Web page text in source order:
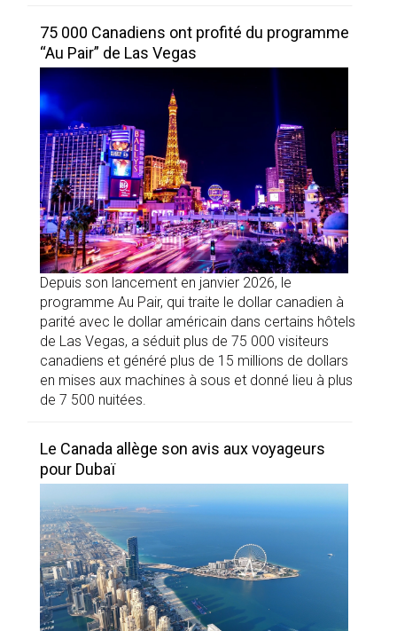
75 000 Canadiens ont profité du programme
“Au Pair” de Las Vegas
Depuis son lancement en janvier 2026, le
programme Au Pair, qui traite le dollar canadien à
parité avec le dollar américain dans certains hôtels
de Las Vegas, a séduit plus de 75 000 visiteurs
canadiens et généré plus de 15 millions de dollars
en mises aux machines à sous et donné lieu à plus
de 7 500 nuitées.
Le Canada allège son avis aux voyageurs
pour Dubaï